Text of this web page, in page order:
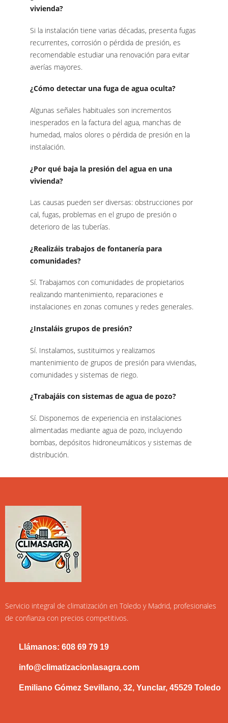
vivienda?
Si la instalación tiene varias décadas, presenta fugas
recurrentes, corrosión o pérdida de presión, es
recomendable estudiar una renovación para evitar
averías mayores.
¿Cómo detectar una fuga de agua oculta?
Algunas señales habituales son incrementos
inesperados en la factura del agua, manchas de
humedad, malos olores o pérdida de presión en la
instalación.
¿Por qué baja la presión del agua en una
vivienda?
Las causas pueden ser diversas: obstrucciones por
cal, fugas, problemas en el grupo de presión o
deterioro de las tuberías.
¿Realizáis trabajos de fontanería para
comunidades?
Sí. Trabajamos con comunidades de propietarios
realizando mantenimiento, reparaciones e
instalaciones en zonas comunes y redes generales.
¿Instaláis grupos de presión?
Sí. Instalamos, sustituimos y realizamos
mantenimiento de grupos de presión para viviendas,
comunidades y sistemas de riego.
¿Trabajáis con sistemas de agua de pozo?
Sí. Disponemos de experiencia en instalaciones
alimentadas mediante agua de pozo, incluyendo
bombas, depósitos hidroneumáticos y sistemas de
distribución.
Servicio integral de climatización en Toledo y Madrid, profesionales
de confianza con precios competitivos.
Llámanos: 608 69 79 19
info@climatizacionlasagra.com
Emiliano Gómez Sevillano, 32, Yunclar, 45529 Toledo